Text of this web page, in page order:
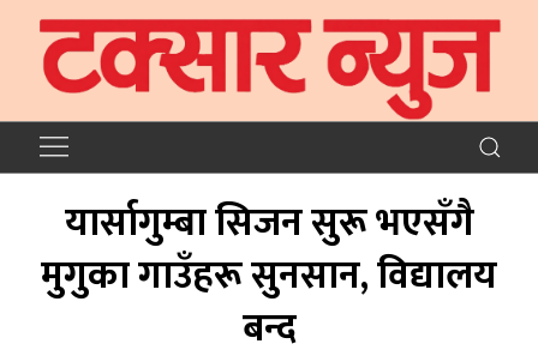
यार्सागुम्बा सिजन सुरू भएसँगै
मुगुका गाउँहरू सुनसान, विद्यालय
बन्द